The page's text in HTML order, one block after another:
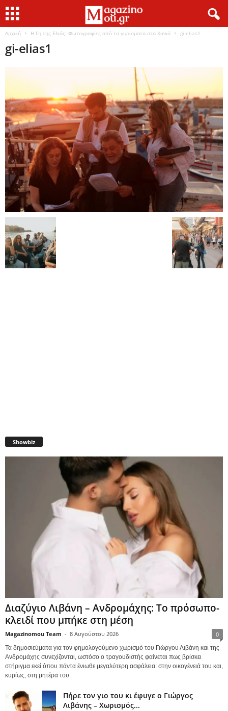
Αρχική Η Γη της Ελιάς: Φωτογραφίες από τα γυρίσματα στα Χανιά gi-elias1
gi-elias1
Showbiz
Διαζύγιο Λιβάνη – Ανδρομάχης: Το πρόσωπο-
κλειδί που μπήκε στη μέση
Magazinomou Team - 8 Αυγούστου 2026 0
Τα δημοσιεύματα για τον φημολογούμενο χωρισμό του Γιώργου Λιβάνη και της
Ανδρομάχης συνεχίζονται, ωστόσο ο τραγουδιστής φαίνεται πως βρίσκει
στήριγμα εκεί όπου πάντα ένιωθε μεγαλύτερη ασφάλεια: στην οικογένειά του και,
κυρίως, στη μητέρα του.
Πήρε τον γιο του κι έφυγε ο Γιώργος
Λιβάνης – Χωρισμός...